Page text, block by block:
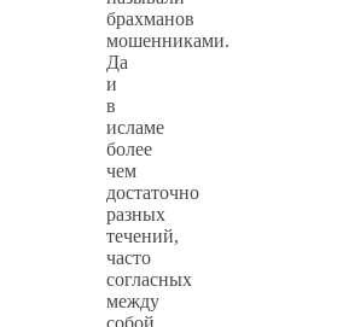
брахманов
мошенниками.
Да
и
в
исламе
более
чем
достаточно
разных
течений,
часто
согласных
между